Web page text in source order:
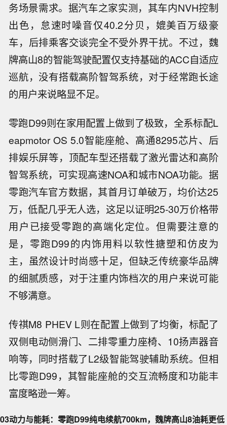
务场景需求。据汽车之家实测，其车内NVH控制
出色，怠速时噪音仅40.2分贝，媲美百万级豪
车，后排乘客交谈完全不受外界干扰。不过，魏
牌高山8的智能驾驶配置仅支持基础的ACC自适应
巡航，没有搭载高阶智驾系统，对于经常跑长途
的用户来说略显不足。
零跑D99则在家用配置上做到了极致，全系标配L
eapmotor OS 5.0智能座舱、高通8295芯片、后
排娱乐屏等，顶配车型还搭载了激光雷达和高阶
智驾系统，可实现高速NOA和城市NOA功能。据
零跑汽车官方数据，其首月订单破万，均价达25
万，低配几乎无人选，这足以证明25-30万价格带
用户已接受零跑的高端化定位。但需要注意的
是，零跑D99的内饰用料以软性搪塑和仿皮为
主，虽然设计时尚感十足，但缺乏传统豪华品牌
的细腻质感，对于注重内饰档次的用户来说可能
不够满意。
传祺M8 PHEV L则在配置上做到了均衡，标配了
双侧电动侧滑门、二排零重力座椅、10扬声器音
响等，同时搭载了L2级智能驾驶辅助系统。但相
比零跑D99，其智能座舱的交互流畅度和功能丰
富度略逊一筹。
03动力与能耗：零跑D99纯电续航700km，魏牌高山8油耗更低